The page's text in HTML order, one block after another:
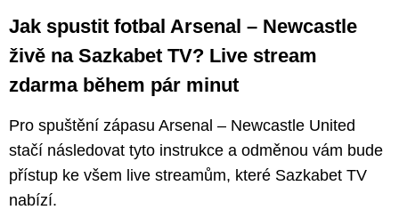
Jak spustit fotbal Arsenal – Newcastle
živě na Sazkabet TV? Live stream
zdarma během pár minut
Pro spuštění zápasu Arsenal – Newcastle United
stačí následovat tyto instrukce a odměnou vám bude
přístup ke všem live streamům, které Sazkabet TV
nabízí.